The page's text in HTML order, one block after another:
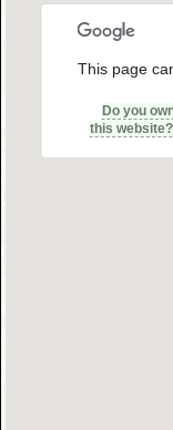
This page
Do you
this website?